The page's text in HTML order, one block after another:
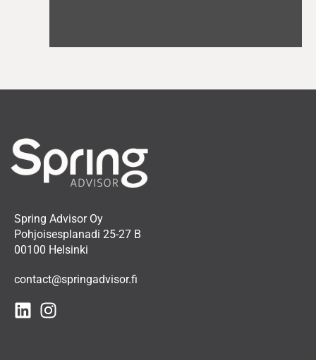
Spring Advisor Oy
Pohjoisesplanadi 25-27 B
00100 Helsinki
contact@springadvisor.fi